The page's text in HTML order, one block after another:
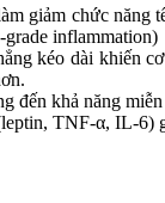
giảm chức năng
inflammation)
kéo dài khiến
đến khả năng
TNF-α, IL-6)